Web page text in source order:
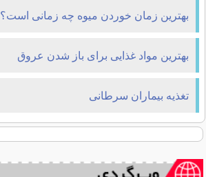
بهترین زمان خوردن میوه چه زمانی است؟
بهترین مواد غذایی برای باز شدن عروق
تغذیه بیماران سرطانی